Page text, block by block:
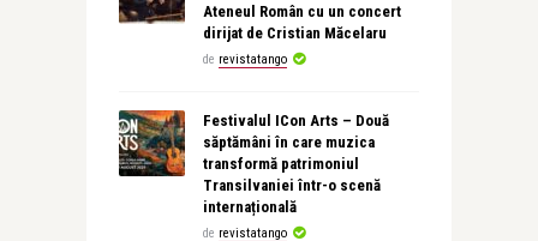
Ateneul Român cu un concert
dirijat de Cristian Măcelaru
de revistatango
Festivalul ICon Arts – Două
săptămâni în care muzica
transformă patrimoniul
Transilvaniei într-o scenă
internațională
de revistatango